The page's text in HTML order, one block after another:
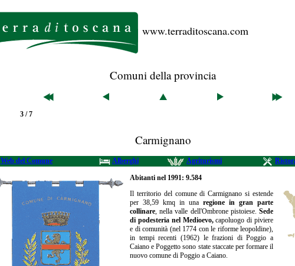
www.terraditoscana.com
Comuni della provincia
3 / 7
Carmignano
Web del Comune Alberghi Agriturismi
Abitanti nel 1991: 9.584
Il territorio del comune di Carmignano si estende
per 38,59 kmq in una regione in gran parte
collinare , nella valle dell'Ombrone pistoiese. Sede
di podesteria nel Medioevo,capoluogo di piviere
e di comunità (nel 1774 con le riforme leopoldine),
in tempi recenti (1962) le frazioni di Poggio a
Caiano e Poggetto sono state staccate per formare il
nuovo comune di Poggio a Caiano.